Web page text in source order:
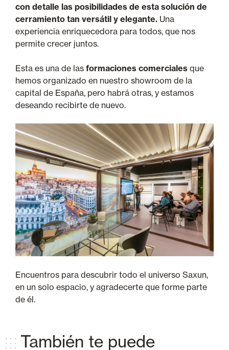
con detalle las posibilidades de esta solución de
cerramiento tan versátil y elegante. Una
experiencia enriquecedora para todos, que nos
permite crecer juntos.
Esta es una de las formaciones comerciales que
hemos organizado en nuestro showroom de la
capital de España, pero habrá otras, y estamos
deseando recibirte de nuevo.
Encuentros para descubrir todo el universo Saxun,
en un solo espacio, y agradecerte que forme parte
de él.
También te puede